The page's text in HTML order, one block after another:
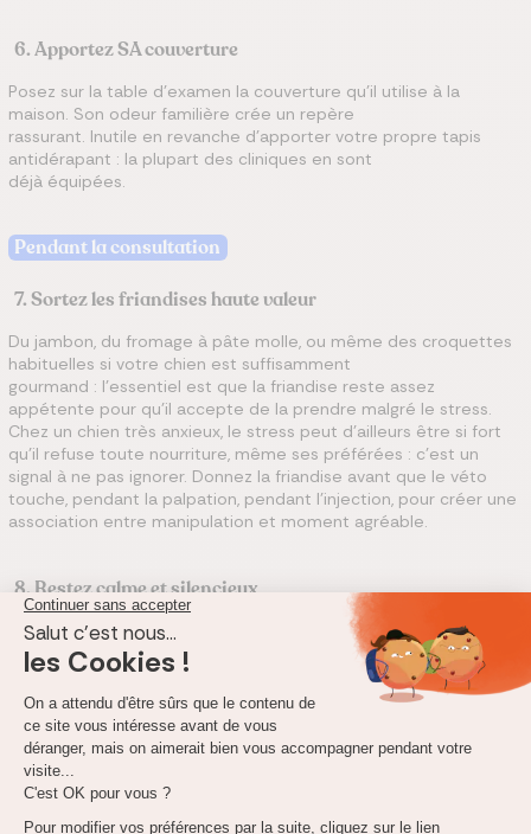
6. Apportez SA couverture
Posez sur la table d'examen la couverture qu'il utilise à la
maison. Son odeur familière crée un repère
rassurant. Inutile en revanche d'apporter votre propre tapis
antidérapant : la plupart des cliniques en sont
déjà équipées.
Pendant la consultation
7. Sortez les friandises haute valeur
Du jambon, du fromage à pâte molle, ou même des croquettes
habituelles si votre chien est suffisamment
gourmand : l'essentiel est que la friandise reste assez
appétente pour qu'il accepte de la prendre malgré le stress.
Chez un chien très anxieux, le stress peut d'ailleurs être si fort
qu'il refuse toute nourriture, même ses préférées : c'est un
signal à ne pas ignorer. Donnez la friandise avant que le véto
touche, pendant la palpation, pendant l'injection, pour créer une
association entre manipulation et moment agréable.
8. Restez calme et silencieux
Si vous répétez « ça va aller, mon bébé, ça va aller » sur un ton
anxieux, vousconfirmez
à votre chien que la situation est
dangereuse. Votre rythme cardiaque, votre respiration, l'odeur
de votre transpiration : il capte tout. Respirez profondément,
parlez peu, parlez d'une voix grave et lente. Un propriétaire
calme aide généralement son chien à l'être davantage, même si
l'ampleur de cet effet varie d'un chien à l'autre.